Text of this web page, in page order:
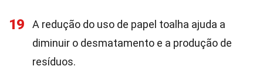
19
A redução do uso de papel toalha ajuda a
diminuir o desmatamento e a produção de
resíduos.